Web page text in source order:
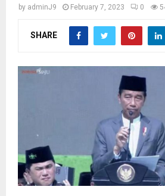
by adminJ9 February 7, 2023 0
SHARE